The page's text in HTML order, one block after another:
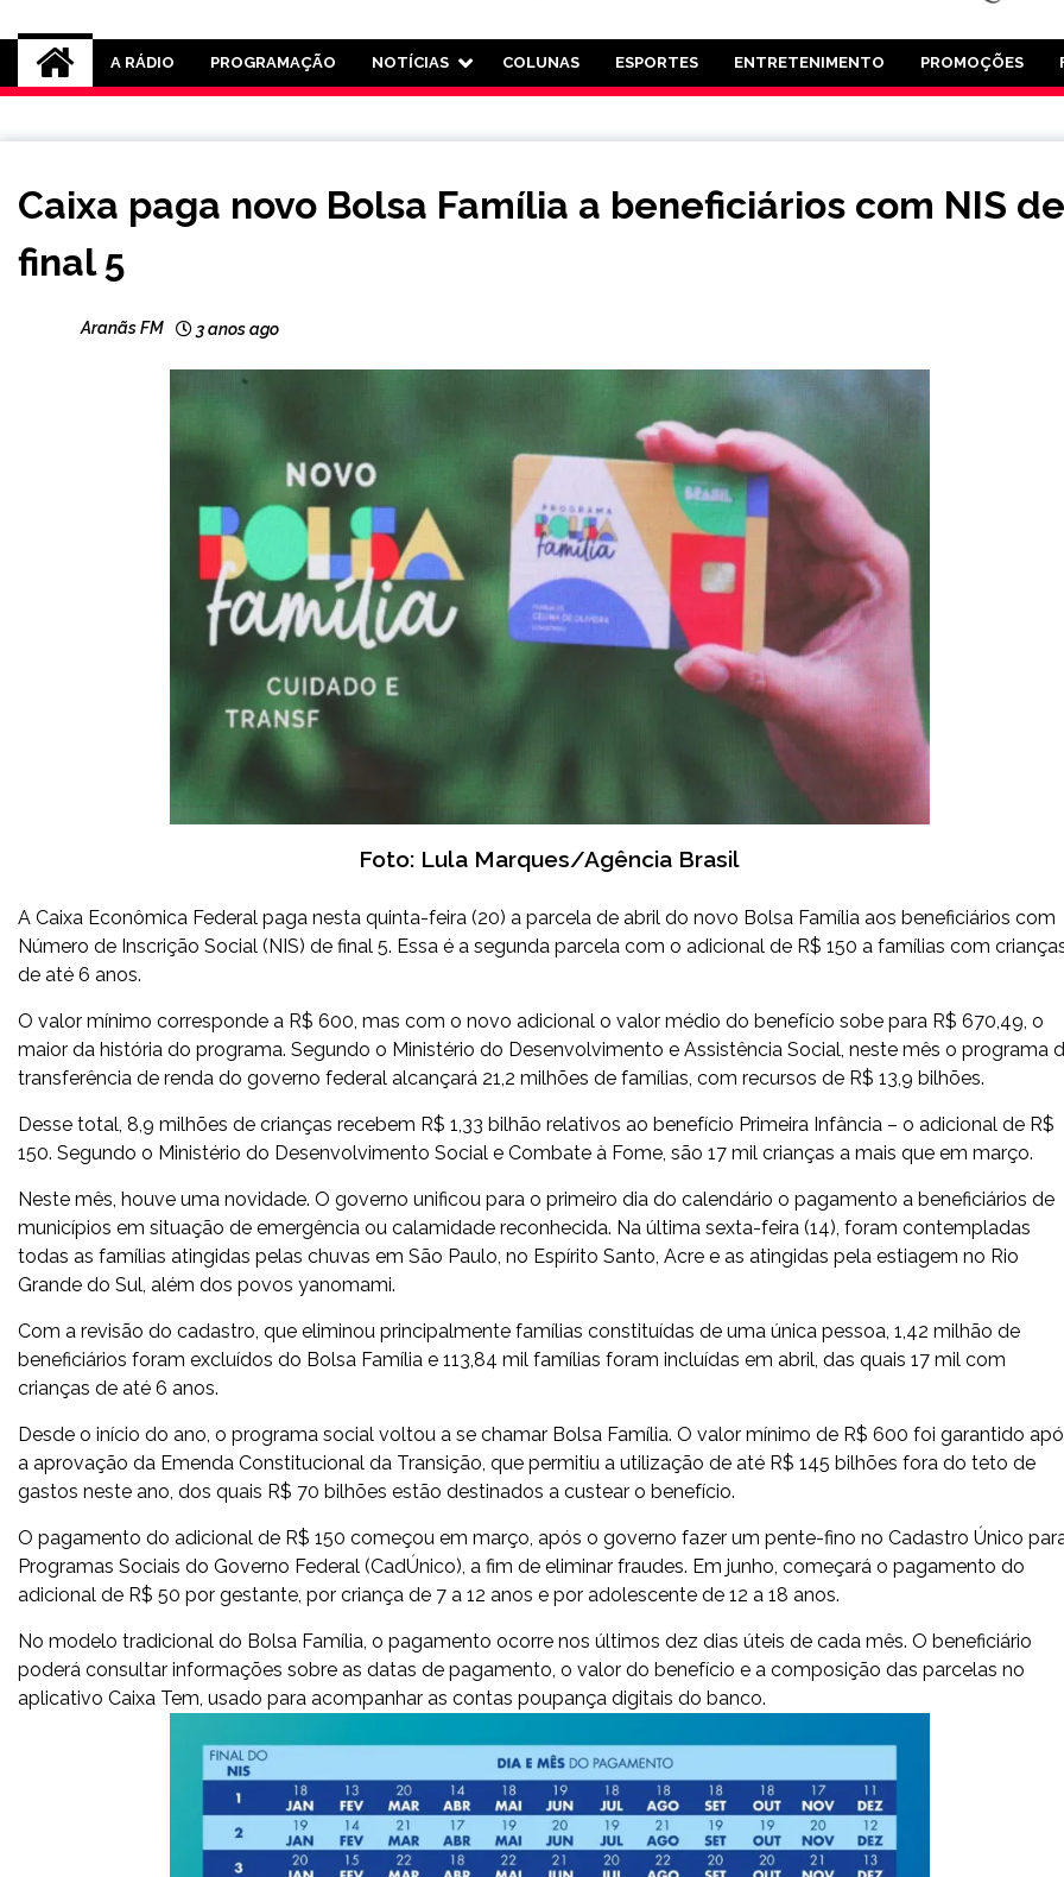
Rádio Aranãs 105.3
A RÁDIO PROGRAMAÇÃO NOTÍCIAS COLUNAS ESPORTES ENTRETENIMENTO PROMOÇÕES
NOTÍCIAS
Caixa paga novo Bolsa Família a beneficiários com NIS de
final 5
Aranãs FM 3 anos ago
Foto: Lula Marques/Agência Brasil
A Caixa Econômica Federal paga nesta quinta-feira (20) a parcela de abril do novo Bolsa Família aos beneficiários com
Número de Inscrição Social (NIS) de final 5. Essa é a segunda parcela com o adicional de R$ 150 a famílias com
de até 6 anos.
O valor mínimo corresponde a R$ 600, mas com o novo adicional o valor médio do benefício sobe para R$ 670,49, o
maior da história do programa. Segundo o Ministério do Desenvolvimento e Assistência Social, neste mês o programa
transferência de renda do governo federal alcançará 21,2 milhões de famílias, com recursos de R$ 13,9 bilhões.
Desse total, 8,9 milhões de crianças recebem R$ 1,33 bilhão relativos ao benefício Primeira Infância – o adicional de R$
150. Segundo o Ministério do Desenvolvimento Social e Combate à Fome, são 17 mil crianças a mais que em março.
Neste mês, houve uma novidade. O governo unificou para o primeiro dia do calendário o pagamento a beneficiários de
municípios em situação de emergência ou calamidade reconhecida. Na última sexta-feira (14), foram contempladas
todas as famílias atingidas pelas chuvas em São Paulo, no Espírito Santo, Acre e as atingidas pela estiagem no Rio
Grande do Sul, além dos povos yanomami.
Com a revisão do cadastro, que eliminou principalmente famílias constituídas de uma única pessoa, 1,42 milhão de
beneficiários foram excluídos do Bolsa Família e 113,84 mil famílias foram incluídas em abril, das quais 17 mil com
crianças de até 6 anos.
Desde o início do ano, o programa social voltou a se chamar Bolsa Família. O valor mínimo de R$ 600 foi garantido
a aprovação da Emenda Constitucional da Transição, que permitiu a utilização de até R$ 145 bilhões fora do teto de
gastos neste ano, dos quais R$ 70 bilhões estão destinados a custear o benefício.
O pagamento do adicional de R$ 150 começou em março, após o governo fazer um pente-fino no Cadastro Único
Programas Sociais do Governo Federal (CadÚnico), a fim de eliminar fraudes. Em junho, começará o pagamento do
adicional de R$ 50 por gestante, por criança de 7 a 12 anos e por adolescente de 12 a 18 anos.
No modelo tradicional do Bolsa Família, o pagamento ocorre nos últimos dez dias úteis de cada mês. O beneficiário
poderá consultar informações sobre as datas de pagamento, o valor do benefício e a composição das parcelas no
aplicativo Caixa Tem, usado para acompanhar as contas poupança digitais do banco.